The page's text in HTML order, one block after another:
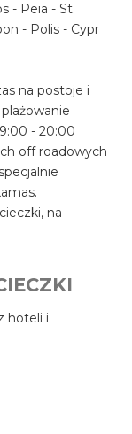
- Peia - St.
- Polis - Cypr
na postoje i
- 20:00
off roadowych
na
hoteli i